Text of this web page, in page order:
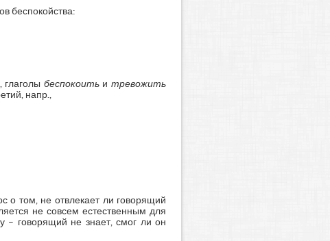
беспокойства:
глаголы беспокоитьитревожить
напр.,
о том, не отвлекает ли говорящий
не совсем естественным для
– говорящий не знает, смог ли он